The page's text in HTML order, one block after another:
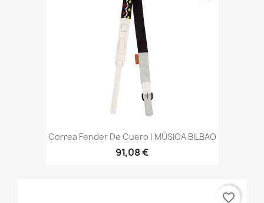
Correa Fender De Cuero | MÚSICA BILBAO
91,08 €
favorite_border